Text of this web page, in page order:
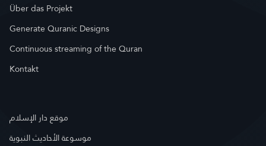
Über das Projekt
Generate Quranic Designs
Continuous streaming of the Quran
Kontakt
موقع دار الإسلام
موسوعة الأحاديث النبوية